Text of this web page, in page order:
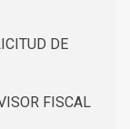
DE
FISCAL